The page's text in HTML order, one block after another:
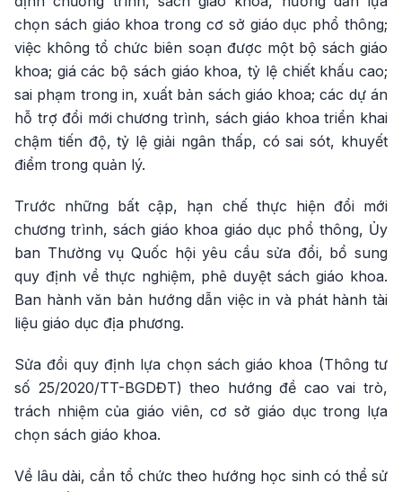
chọn sách giáo khoa trong cơ sở giáo dục phổ thông;
việc không tổ chức biên soạn được một bộ sách giáo
khoa; giá các bộ sách giáo khoa, tỷ lệ chiết khấu cao;
sai phạm trong in, xuất bản sách giáo khoa; các dự án
hỗ trợ đổi mới chương trình, sách giáo khoa triển khai
chậm tiến độ, tỷ lệ giải ngân thấp, có sai sót, khuyết
điểm trong quản lý.
Trước những bất cập, hạn chế thực hiện đổi mới
chương trình, sách giáo khoa giáo dục phổ thông, Ủy
ban Thường vụ Quốc hội yêu cầu sửa đổi, bổ sung
quy định về thực nghiệm, phê duyệt sách giáo khoa.
Ban hành văn bản hướng dẫn việc in và phát hành tài
liệu giáo dục địa phương.
Sửa đổi quy định lựa chọn sách giáo khoa (Thông tư
số 25/2020/TT-BGDĐT) theo hướng đề cao vai trò,
trách nhiệm của giáo viên, cơ sở giáo dục trong lựa
chọn sách giáo khoa.
Về lâu dài, cần tổ chức theo hướng học sinh có thể sử